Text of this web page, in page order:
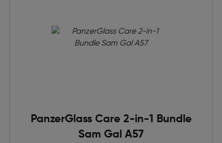
PanzerGlass Care 2-in-1 Bundle
Sam Gal A57